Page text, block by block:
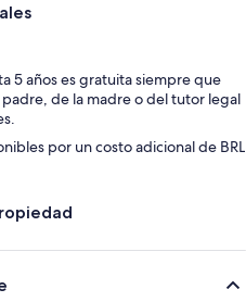
5 años es gratuita siempre que
de la madre o del tutor legal
por un costo adicional de BRL